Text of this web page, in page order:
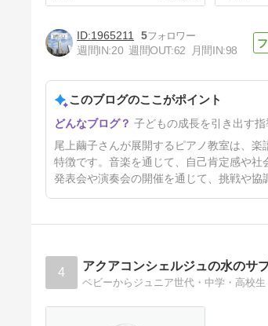
今日はピアノの日
32日前
1965211
5
週間IN:20 週間OUT:62 月間IN:98
このブログのここがポイント
子どもの成長を引き出す指
尾上繭子さんが展開するピアノ教室は、
特徴です。音楽を通じて、自己肯定感や社
発表会や演奏会の開催を通じて、挑戦や協
4 アクアコンシェルジュの水のサ